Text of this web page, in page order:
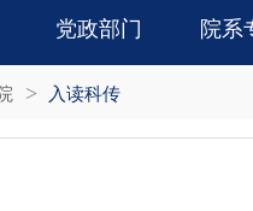
党政部门 院系
入读科传